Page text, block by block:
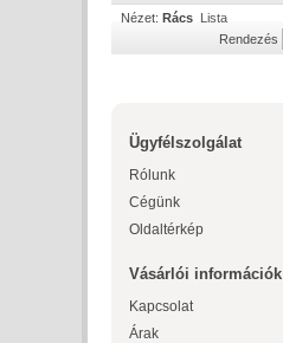
Nézet: Rács Lista
Rendezés
Ügyfélszolgálat
Rólunk
Cégünk
Oldaltérkép
Vásárlói információk
Kapcsolat
Árak